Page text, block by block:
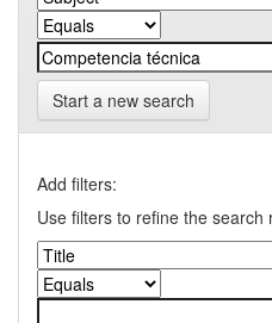
Start a new search
Add filters:
Use filters to refine the search